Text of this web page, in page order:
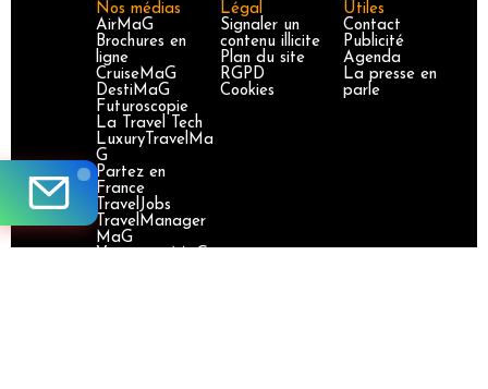
Nos médias
AirMaG
Brochures en
ligne
CruiseMaG
DestiMaG
Futuroscopie
La Travel Tech
LuxuryTravelMa
G
Partez en
France
TravelJobs
TravelManager
MaG
Légal
Signaler un
contenu illicite
Plan du site
RGPD
Cookies
Utiles
Contact
Publicité
Agenda
La presse en
parle